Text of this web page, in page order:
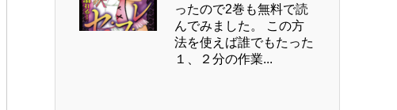
ったので2巻も無料で読
んでみました。 この方
法を使えば誰でもたった
１、２分の作業...